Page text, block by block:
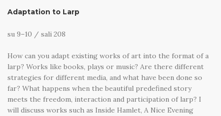
Adaptation to Larp
su 9–10 / sali 208
How can you adapt existing works of art into the format of a
larp? Works like books, plays or music? Are there different
strategies for different media, and what have been done so
far? What happens when the beautiful predefined story
meets the freedom, interaction and participation of larp? I
will discuss works such as Inside Hamlet, A Nice Evening